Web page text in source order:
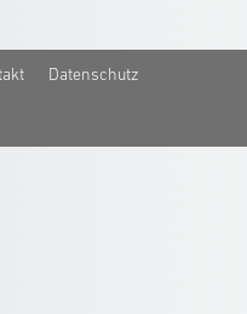
Datenschutz